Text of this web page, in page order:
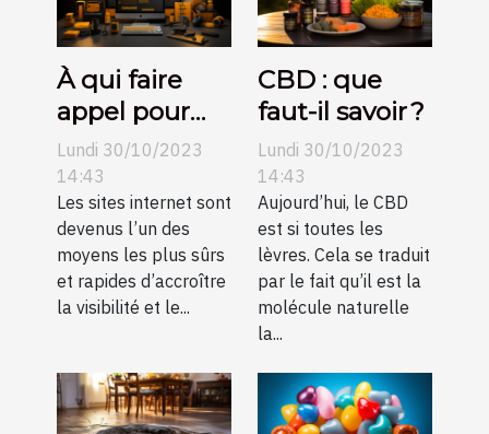
À qui faire
appel pour
une création
de sites
internet pas
chers sur
Angers ?
Lundi 30/10/2023
14:43
Les sites internet sont
devenus l’un des
moyens les plus sûrs
et rapides d’accroître
la visibilité et le...
CBD : que
faut-il savoir ?
Lundi 30/10/2023
14:43
Aujourd’hui, le CBD
est si toutes les
lèvres. Cela se traduit
par le fait qu’il est la
molécule naturelle
la...